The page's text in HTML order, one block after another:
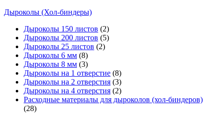
Дыроколы (Хол-биндеры)
Дыроколы 150 листов (2)
Дыроколы 200 листов (5)
Дыроколы 25 листов (2)
Дыроколы 6 мм (8)
Дыроколы 8 мм (3)
Дыроколы на 1 отверстие (8)
Дыроколы на 2 отверстия (3)
Дыроколы на 4 отверстия (2)
Расходные материалы для дыроколов (хол-биндеров)
(28)